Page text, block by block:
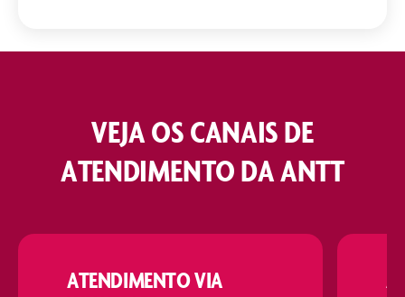
CANAIS DE
VEJA OS CANAIS DE
ATENDIMENTO DA ANTT
ATENDIMENTO VIA